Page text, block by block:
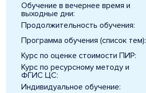
Обучение в вечернее время и
выходные дни:
Продолжительность обучения:
Программа обучения (список тем):
Курс по оценке стоимости ПИР:
Курс по ресурсному методу и
ФГИС ЦС:
Индивидуальное обучение: